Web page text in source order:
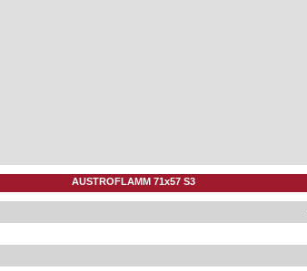
AUSTROFLAMM 71x57 S3